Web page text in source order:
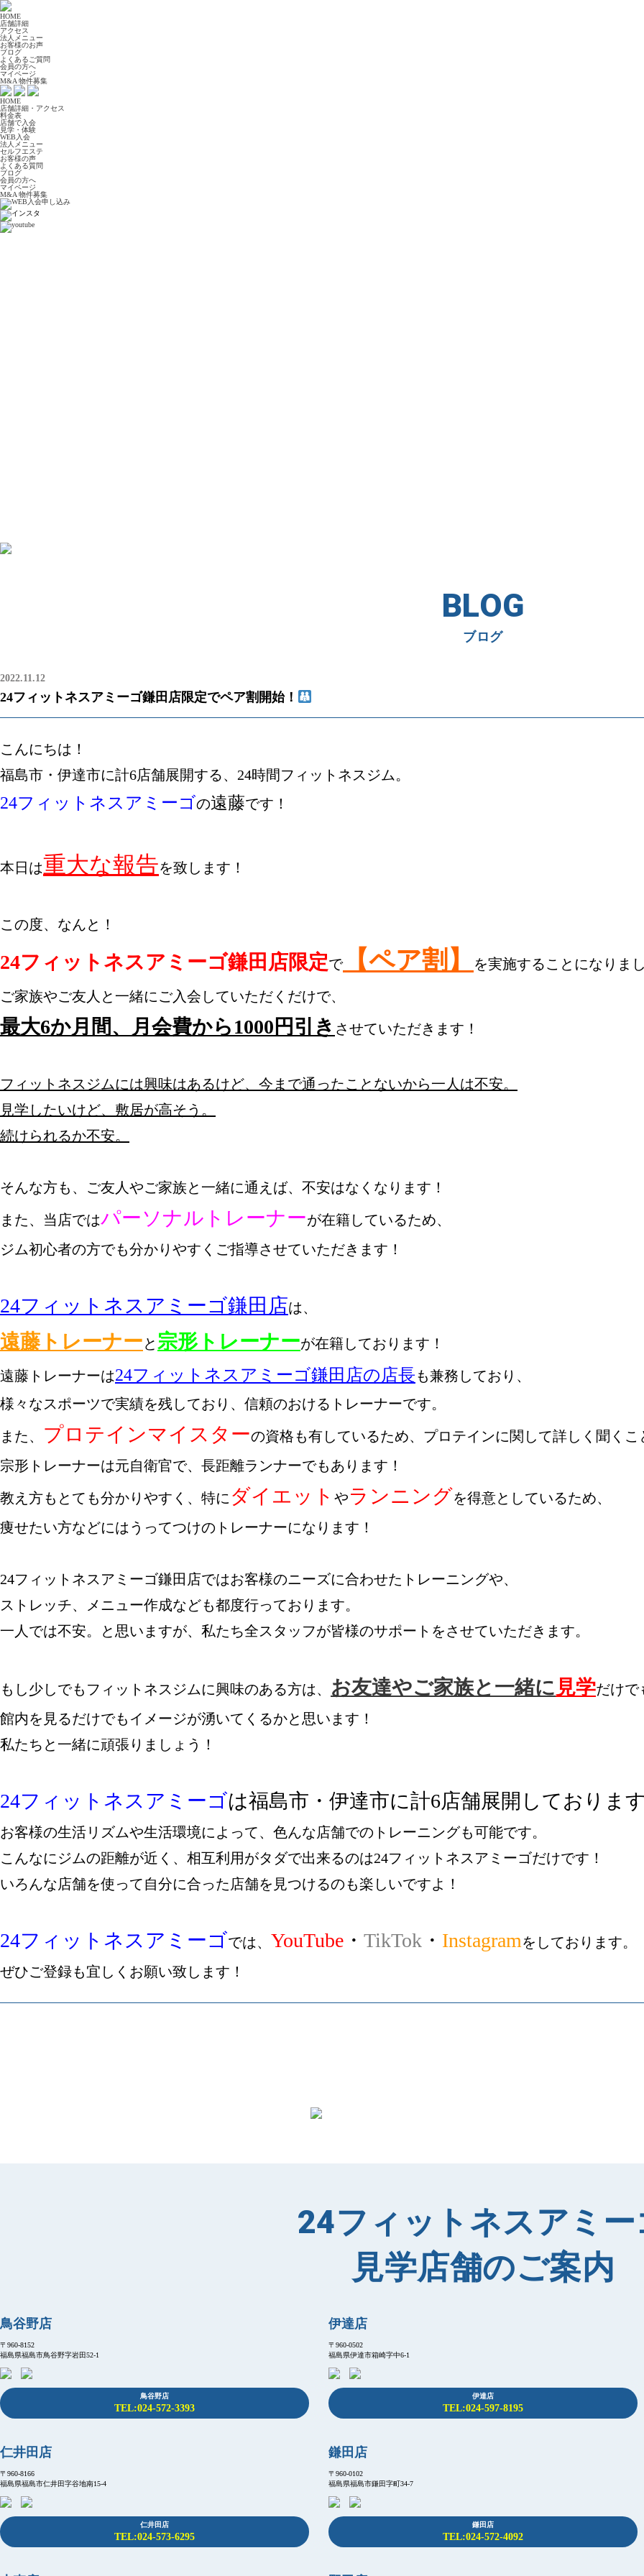
HOME
店舗詳細
アクセス
法人メニュー
お客様のお声
ブログ
よくあるご質問
会員の方へ
マイページ
M&A 物件募集
HOME
店舗詳細・アクセス
料金表
店舗で入会
見学・体験
WEB入会
法人メニュー
セルフエステ
お客様の声
よくある質問
ブログ
会員の方へ
マイページ
M&A 物件募集
BLOG
ブログ
2022.11.12
24フィットネスアミーゴ鎌田店限定でペア割開始！
こんにちは！
24フィットネスアミーゴの遠藤です！
本日は重大な報告を致します！
24フィットネスアミーゴ鎌田店限定で【ペア割】 を実施することになりま
最大6か月間、月会費から1000円引き させていただきます！
フィットネスジムには興味はあるけど、今まで通ったことないから一人は不安。
見学したいけど、敷居が高そう。
続けられるか不安。
そんな方も、ご友人やご家族と一緒に通えば、不安はなくなります！
また、当店ではパーソナルトレーナーが在籍しているため、
ジム初心者の方でも分かりやすくご指導させていただきます！
24フィットネスアミーゴ鎌田店
遠藤トレーナーと宗形トレーナーが在籍しております！
遠藤トレーナーは24フィットネスアミーゴ鎌田店の店長も兼務しており、
様々なスポーツで実績を残しており、信頼のおけるトレーナーです。
また、 プロテインマイスターの資格も有しているため、プロテインに関して詳しく聞くこ
宗形トレーナーは元自衛官で、長距離ランナーでもあります！
教え方もとても分かりやすく、特に ダイエット やランニングを得意としているため、
痩せたい方などにはうってつけのトレーナーになります！
24フィットネスアミーゴ鎌田店ではお客様のニーズに合わせたトレーニングや、
ストレッチ、メニュー作成なども都度行っております。
一人では不安。と思いますが、私たち全スタッフが皆様のサポートをさせていただきます。
もし少しでもフィットネスジムに興味のある方は、 お友達やご家族と一緒に見学だけで
館内を見るだけでもイメージが湧いてくるかと思います！
私たちと一緒に頑張りましょう！
24フィットネスアミーゴは福島市・伊達市に計6店舗展開しておりま
お客様の生活リズムや生活環境によって、色んな店舗でのトレーニングも可能です。
こんなにジムの距離が近く、相互利用がタダで出来るのは24フィットネスアミーゴだけです！
いろんな店舗を使って自分に合った店舗を見つけるのも楽しいですよ！
24フィットネスアミーゴでは、 YouTube ・ TikTok ・ Instagramをしております。
ぜひご登録も宜しくお願い致します！
24フィットネスアミ
見学店舗のご案内
鳥谷野店
〒960-8152
福島県福島市鳥谷野字岩田52-1
鳥谷野店
TEL:024-572-3393
伊達店
〒960-0502
福島県伊達市箱崎字中6-1
伊達店
TEL:024-597-8195
仁井田店
〒960-8166
福島県福島市仁井田字谷地南15-4
仁井田店
TEL:024-573-6295
鎌田店
〒960-0102
福島県福島市鎌田字町34-7
鎌田店
TEL:024-572-4092